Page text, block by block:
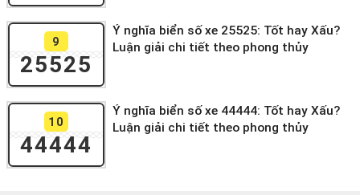
9
25525
Ý nghĩa biển số xe 25525: Tốt hay Xấu?
Luận giải chi tiết theo phong thủy
10
44444
Ý nghĩa biển số xe 44444: Tốt hay Xấu?
Luận giải chi tiết theo phong thủy